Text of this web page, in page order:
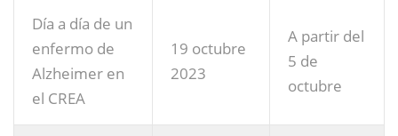
Día a día de un
enfermo de
Alzheimer en
el CREA
19 octubre
2023
A partir del
5 de
octubre